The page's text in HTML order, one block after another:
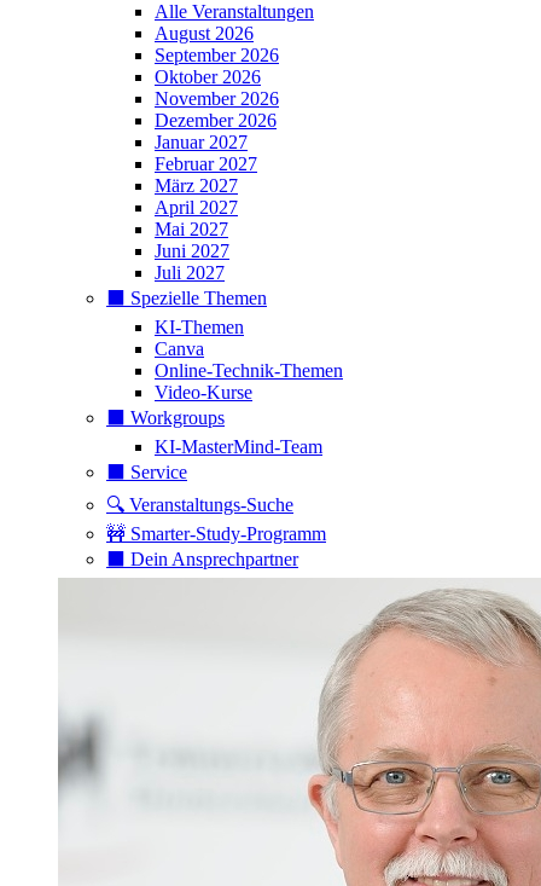
Alle Veranstaltungen
August 2026
September 2026
Oktober 2026
November 2026
Dezember 2026
Januar 2027
Februar 2027
März 2027
April 2027
Mai 2027
Juni 2027
Juli 2027
⬛️ Spezielle Themen
KI-Themen
Canva
Online-Technik-Themen
Video-Kurse
⬛️ Workgroups
KI-MasterMind-Team
⬛️ Service
🔍 Veranstaltungs-Suche
🚧 Smarter-Study-Programm
⬛️ Dein Ansprechpartner